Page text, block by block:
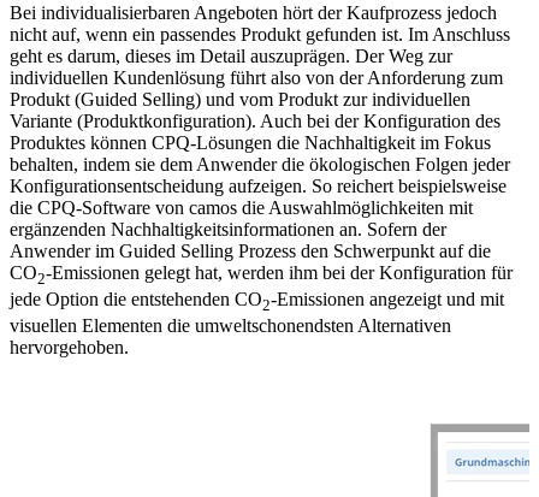
Bei individualisierbaren Angeboten hört der Kaufprozess jedoch
nicht auf, wenn ein passendes Produkt gefunden ist. Im Anschluss
geht es darum, dieses im Detail auszuprägen. Der Weg zur
individuellen Kundenlösung führt also von der Anforderung zum
Produkt (Guided Selling) und vom Produkt zur individuellen
Variante (Produktkonfiguration). Auch bei der Konfiguration des
Produktes können CPQ-Lösungen die Nachhaltigkeit im Fokus
behalten, indem sie dem Anwender die ökologischen Folgen jeder
Konfigurationsentscheidung aufzeigen. So reichert beispielsweise
die CPQ-Software von camos die Auswahlmöglichkeiten mit
ergänzenden Nachhaltigkeitsinformationen an. Sofern der
Anwender im Guided Selling Prozess den Schwerpunkt auf die
CO2-Emissionen gelegt hat, werden ihm bei der Konfiguration für
jede Option die entstehenden CO2-Emissionen angezeigt und mit
visuellen Elementen die umweltschonendsten Alternativen
hervorgehoben.